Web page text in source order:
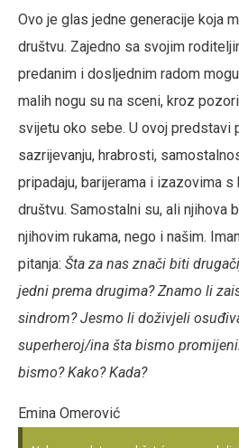
Ovo je glas jedne generacije koja
društvu. Zajedno sa svojim
predanim i dosljednim radom
malih nogu su na sceni, kroz
svijetu oko sebe. U ovoj predstavi
sazrijevanju, hrabrosti,
pripadaju, barijerama i izazovima
društvu. Samostalni su, ali njihova
njihovim rukama, nego i našim.
pitanja: Šta za nas znači biti
jedni prema drugima? Znamo li
sindrom? Jesmo li doživjeli
superheroj/ina šta bismo
bismo? Kako? Kada?
Emina Omerović